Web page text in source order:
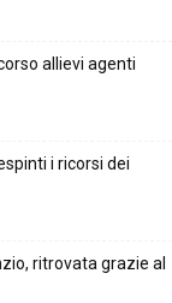
allievi agenti
i ricorsi dei
ritrovata grazie al